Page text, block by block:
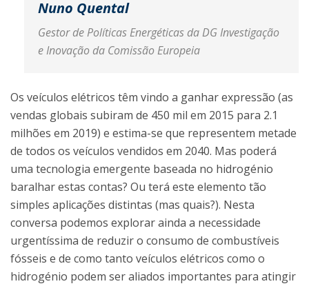
Nuno Quental
Gestor de Políticas Energéticas da DG Investigação
e Inovação da Comissão Europeia
Os veículos elétricos têm vindo a ganhar expressão (as
vendas globais subiram de 450 mil em 2015 para 2.1
milhões em 2019) e estima-se que representem metade
de todos os veículos vendidos em 2040. Mas poderá
uma tecnologia emergente baseada no hidrogénio
baralhar estas contas? Ou terá este elemento tão
simples aplicações distintas (mas quais?). Nesta
conversa podemos explorar ainda a necessidade
urgentíssima de reduzir o consumo de combustíveis
fósseis e de como tanto veículos elétricos como o
hidrogénio podem ser aliados importantes para atingir